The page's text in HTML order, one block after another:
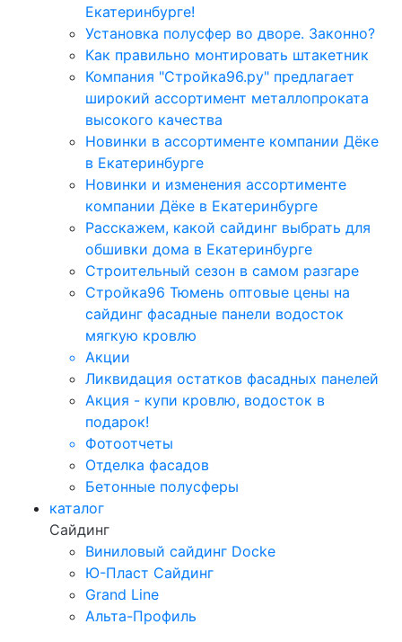
Екатеринбурге!
Установка полусфер во дворе. Законно?
Как правильно монтировать штакетник
Компания "Стройка96.ру" предлагает
широкий ассортимент металлопроката
высокого качества
Новинки в ассортименте компании Дёке
в Екатеринбурге
Новинки и изменения ассортименте
компании Дёке в Екатеринбурге
Расскажем, какой сайдинг выбрать для
обшивки дома в Екатеринбурге
Строительный сезон в самом разгаре
Стройка96 Тюмень оптовые цены на
сайдинг фасадные панели водосток
мягкую кровлю
Акции
Ликвидация остатков фасадных панелей
Акция - купи кровлю, водосток в
подарок!
Фотоотчеты
Отделка фасадов
Бетонные полусферы
каталог
Сайдинг
Виниловый сайдинг Docke
Ю-Пласт Сайдинг
Grand Line
Альта-Профиль